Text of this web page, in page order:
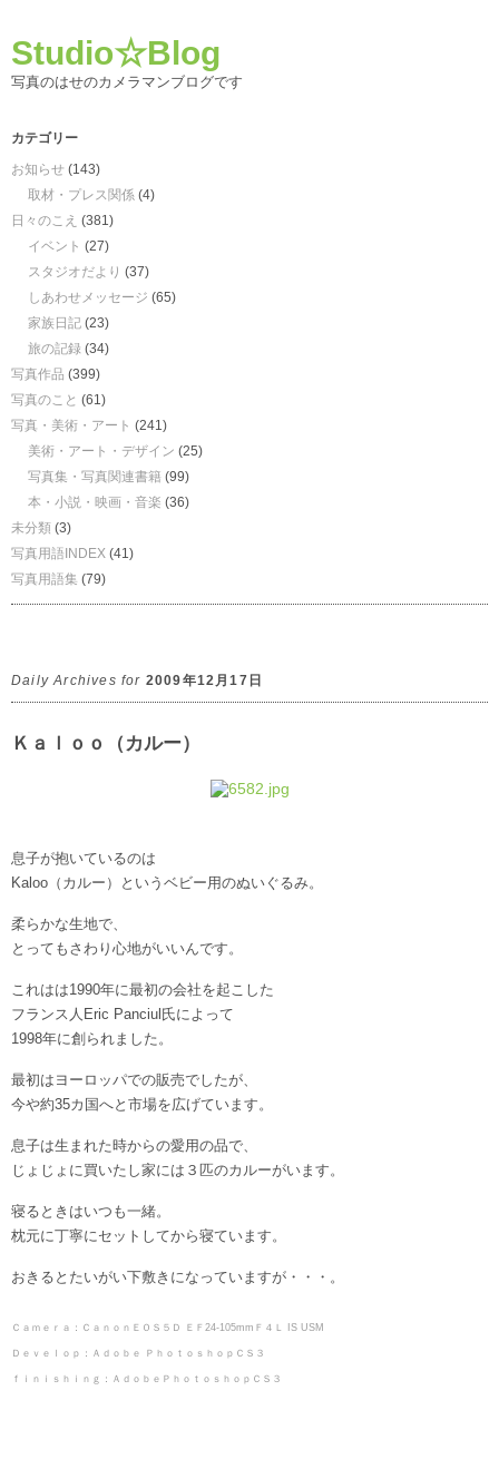
Studio☆Blog
写真のはせのカメラマンブログです
カテゴリー
お知らせ (143)
取材・プレス関係 (4)
日々のこえ (381)
イベント (27)
スタジオだより (37)
しあわせメッセージ (65)
家族日記 (23)
旅の記録 (34)
写真作品 (399)
写真のこと (61)
写真・美術・アート (241)
美術・アート・デザイン (25)
写真集・写真関連書籍 (99)
本・小説・映画・音楽 (36)
未分類 (3)
写真用語INDEX (41)
写真用語集 (79)
Daily Archives for 2009年12月17日
Ｋａｌｏｏ（カルー）
息子が抱いているのは
Kaloo（カルー）というベビー用のぬいぐるみ。
柔らかな生地で、
とってもさわり心地がいいんです。
これはは1990年に最初の会社を起こした
フランス人Eric Panciul氏によって
1998年に創られました。
最初はヨーロッパでの販売でしたが、
今や約35カ国へと市場を広げています。
息子は生まれた時からの愛用の品で、
じょじょに買いたし家には３匹のカルーがいます。
寝るときはいつも一緒。
枕元に丁寧にセットしてから寝ています。
おきるとたいがい下敷きになっていますが・・・。
Ｃａｍｅｒａ：ＣａｎｏｎＥＯＳ５Ｄ ＥＦ24-105mmＦ４Ｌ IS USM
Ｄｅｖｅｌｏｐ：Ａｄｏｂｅ ＰｈｏｔｏｓｈｏｐＣＳ３
ｆｉｎｉｓｈｉｎｇ：ＡｄｏｂｅＰｈｏｔｏｓｈｏｐＣＳ３